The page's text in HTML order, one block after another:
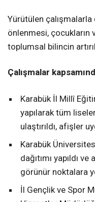
Yürütülen çalışmalarla
önlenmesi, çocukların
toplumsal bilincin
Çalışmalar
Karabük İl Millî
yapılarak tüm
ulaştırıldı, afişler
Karabük
dağıtımı yapıldı
görünür noktalara
İl Gençlik ve Spor